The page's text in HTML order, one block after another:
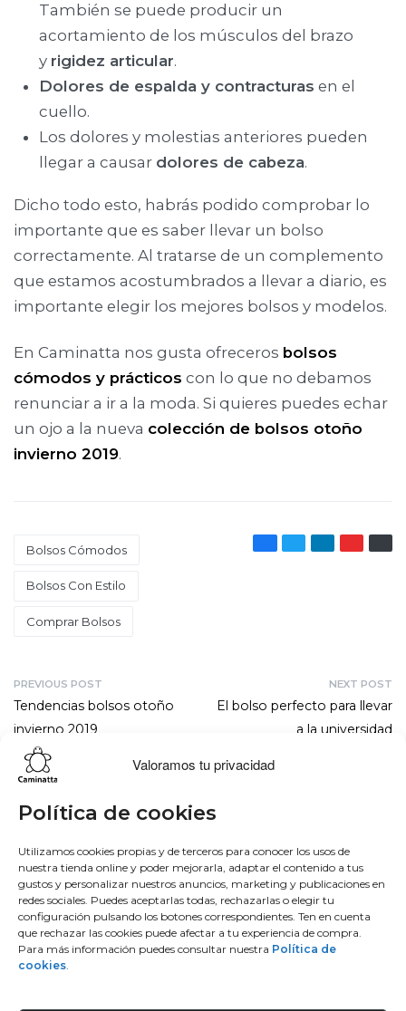
Valoramos tu privacidad
Política de cookies
Utilizamos cookies propias y de terceros para conocer los usos de
nuestra tienda online y poder mejorarla, adaptar el contenido a tus
gustos y personalizar nuestros anuncios, marketing y publicaciones en
redes sociales. Puedes aceptarlas todas, rechazarlas o elegir tu
configuración pulsando los botones correspondientes. Ten en cuenta
que rechazar las cookies puede afectar a tu experiencia de compra.
Para más información puedes consultar nuestra Política de
cookies.
También se puede producir un
acortamiento de los músculos del brazo
y rigidez articular.
Dolores de espalda y contracturas en el
cuello.
Los dolores y molestias anteriores pueden
llegar a causar dolores de cabeza.
Dicho todo esto, habrás podido comprobar lo
importante que es saber llevar un bolso
correctamente. Al tratarse de un complemento
que estamos acostumbrados a llevar a diario, es
importante elegir los mejores bolsos y modelos.
En Caminatta nos gusta ofreceros bolsos
cómodos y prácticos con lo que no debamos
renunciar a ir a la moda. Si quieres puedes echar
un ojo a la nueva colección de bolsos otoño
invierno 2019.
Bolsos Cómodos
Bolsos Con Estilo
Comprar Bolsos
PREVIOUS POST
Tendencias bolsos otoño
invierno 2019
NEXT POST
El bolso perfecto para llevar
a la universidad
Bowling
Hobo
Monedero
Mochila
Sobre nosotros
50 aniversario
Únete al equipo
Blog
Contacto
Facebook
Instagram
Twitter
Youtube
Conéctate